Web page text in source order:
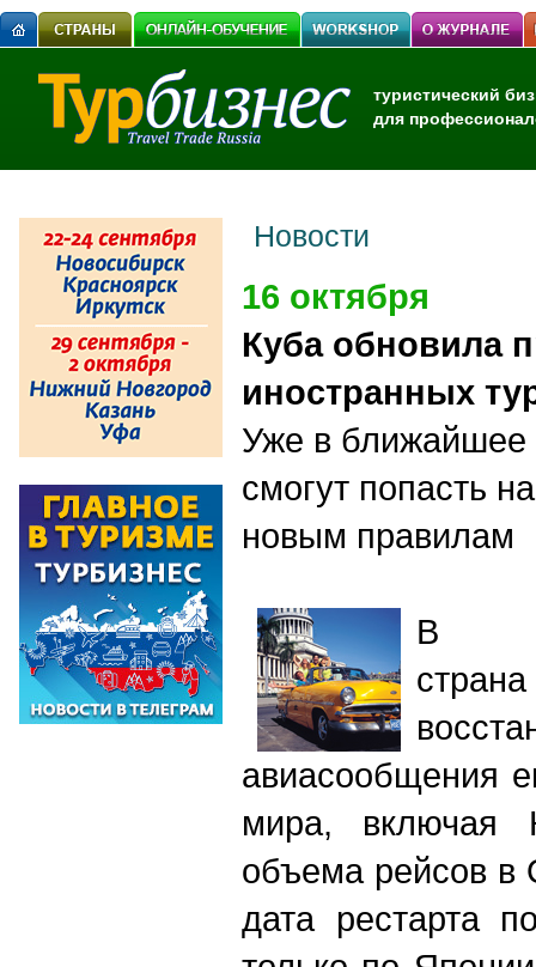
туристический
для
Новости
16 октября
Куба обновила
иностранных
Уже в ближайшее
смогут попасть
новым правилам
В
авиасообщения
мира, включая
объема рейсов в
дата рестарта